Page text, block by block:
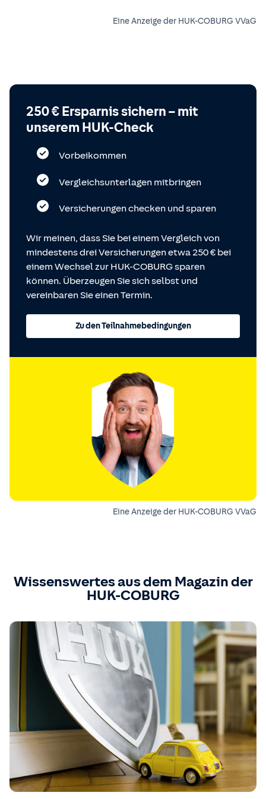
Eine Anzeige der HUK-COBURG VVaG
250 € Ersparnis sichern – mit
unserem HUK-Check
Vorbeikommen
Vergleichsunterlagen mitbringen
Versicherungen checken und sparen
Wir meinen, dass Sie bei einem Vergleich von
mindestens drei Versicherungen etwa 250 € bei
einem Wechsel zur HUK-COBURG sparen
können. Überzeugen Sie sich selbst und
vereinbaren Sie einen Termin.
Zu den Teilnahmebedingungen
Eine Anzeige der HUK-COBURG VVaG
Wissenswertes aus dem Magazin der
HUK-COBURG